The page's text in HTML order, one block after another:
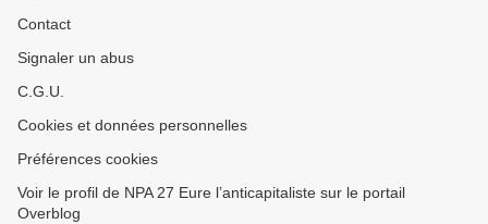
Contact
Signaler un abus
C.G.U.
Cookies et données personnelles
Préférences cookies
Voir le profil de NPA 27 Eure l’anticapitaliste sur le portail
Overblog